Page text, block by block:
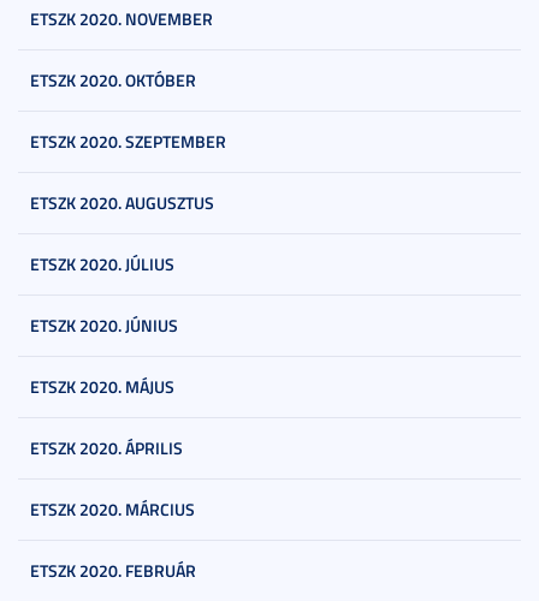
ETSZK 2020. NOVEMBER
ETSZK 2020. OKTÓBER
ETSZK 2020. SZEPTEMBER
ETSZK 2020. AUGUSZTUS
ETSZK 2020. JÚLIUS
ETSZK 2020. JÚNIUS
ETSZK 2020. MÁJUS
ETSZK 2020. ÁPRILIS
ETSZK 2020. MÁRCIUS
ETSZK 2020. FEBRUÁR